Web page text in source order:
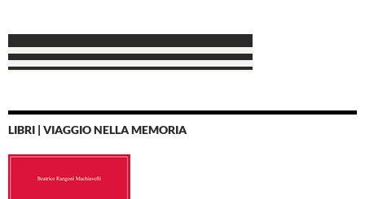
LIBRI | VIAGGIO NELLA MEMORIA